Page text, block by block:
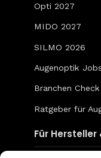
Opti 2027
MIDO 2027
SILMO 2026
Augenoptik
Branchen Check
Ratgeber für
Für